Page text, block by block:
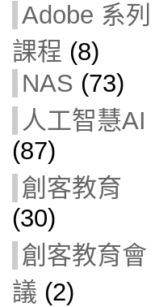
Adobe 系列
課程 (8)
NAS (73)
人工智慧AI
(87)
創客教育
(30)
創客教育會
議 (2)